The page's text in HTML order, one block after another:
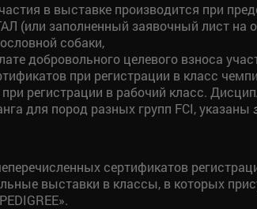
в выставке производится при
(или заполненный заявочный лист на
собаки,
добровольного целевого взноса
при регистрации в класс
регистрации в рабочий класс.
для пород разных групп FCI, указаны
сертификатов
выставки в классы, в которых